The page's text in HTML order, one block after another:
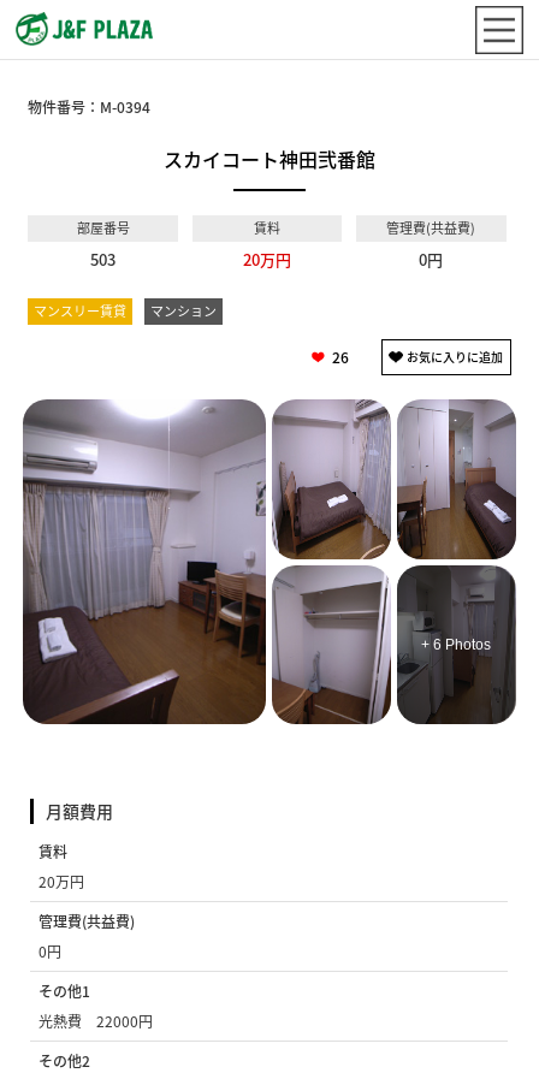
物件番号： M-0394
スカイコート神田弐番館
部屋番号
503
賃料
20万円
管理費(共益費)
0円
マンスリー賃貸 マンション
26
+ 6 Photos
月額費用
賃料
20万円
管理費(共益費)
0円
その他1
光熱費 22000円
その他2